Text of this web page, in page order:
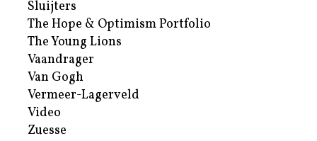
Sluijters
The Hope & Optimism Portfolio
The Young Lions
Vaandrager
Van Gogh
Vermeer-Lagerveld
Video
Zuesse